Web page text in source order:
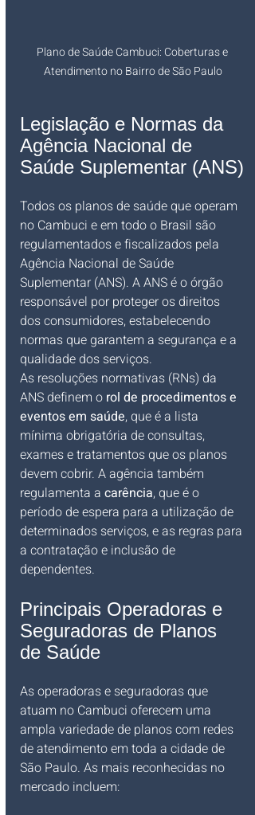
Plano de Saúde Cambuci: Coberturas e
Atendimento no Bairro de São Paulo
Legislação e Normas da
Agência Nacional de
Saúde Suplementar (ANS)
Todos os planos de saúde que operam
no Cambuci e em todo o Brasil são
regulamentados e fiscalizados pela
Agência Nacional de Saúde
Suplementar (ANS). A ANS é o órgão
responsável por proteger os direitos
dos consumidores, estabelecendo
normas que garantem a segurança e a
qualidade dos serviços.
As resoluções normativas (RNs) da
ANS definem o rol de procedimentos e
eventos em saúde, que é a lista
mínima obrigatória de consultas,
exames e tratamentos que os planos
devem cobrir. A agência também
regulamenta a carência, que é o
período de espera para a utilização de
determinados serviços, e as regras para
a contratação e inclusão de
dependentes.
Principais Operadoras e
Seguradoras de Planos
de Saúde
As operadoras e seguradoras que
atuam no Cambuci oferecem uma
ampla variedade de planos com redes
de atendimento em toda a cidade de
São Paulo. As mais reconhecidas no
mercado incluem: